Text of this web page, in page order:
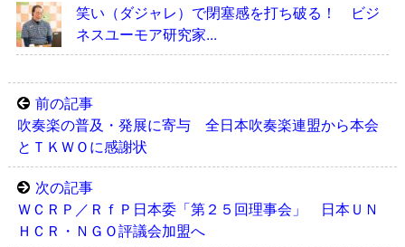
笑い（ダジャレ）で閉塞感を打ち破る！ ビジ
ネスユーモア研究家...
前の記事
吹奏楽の普及・発展に寄与 全日本吹奏楽連盟から本会
とＴＫＷＯに感謝状
次の記事
ＷＣＲＰ／ＲｆＰ日本委「第２５回理事会」 日本ＵＮ
ＨＣＲ・ＮＧＯ評議会加盟へ